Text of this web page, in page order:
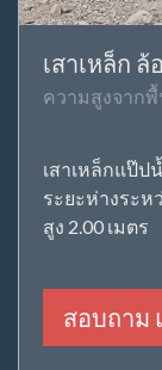
เสาเหล็ก
ความสูงจาก
เสาเหล็กแป๊ป
ระยะห่างระห
สูง 2.00 เมตร
สอบถาม